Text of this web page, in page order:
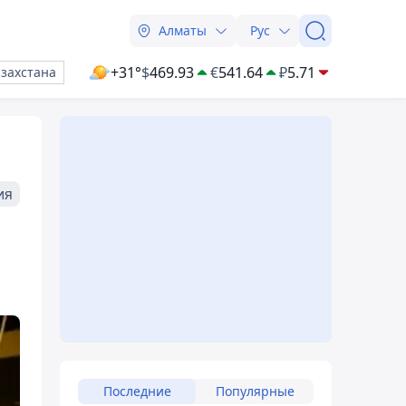
Алматы Рус
+31°$469.93 €541.64 ₽5.71
Последние Популярные